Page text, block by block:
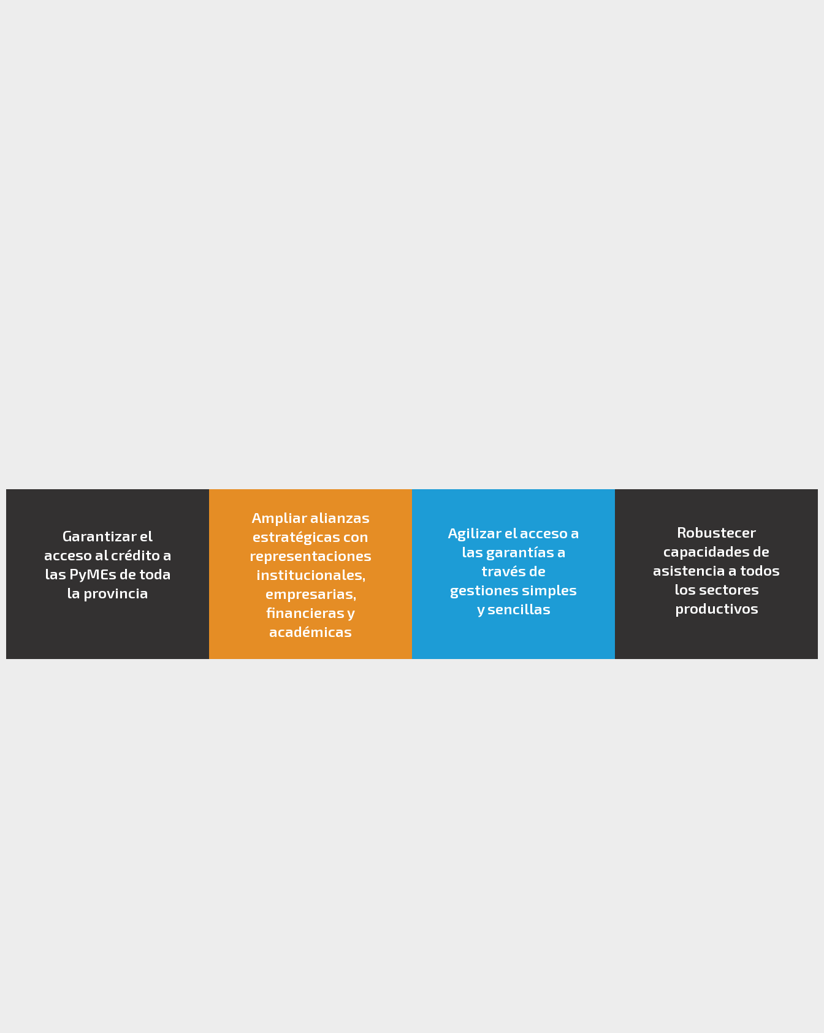
Garantizar el
acceso al crédito a
las PyMEs de toda
la provincia
Ampliar alianzas
estratégicas con
representaciones
institucionales,
empresarias,
financieras y
académicas
Agilizar el acceso a
las garantías a
través de
gestiones simples
y sencillas
Robustecer
capacidades de
asistencia a todos
los sectores
productivos